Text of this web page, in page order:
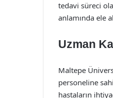
tedavi süreci
anlamında ele
Uzman
Maltepe
personeline
hastaların